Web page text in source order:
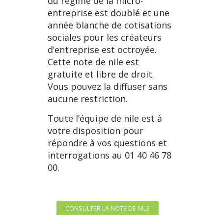
entreprise est doublé et une
année blanche de cotisations
sociales pour les créateurs
d’entreprise est octroyée.
Cette note de nile est
gratuite et libre de droit.
Vous pouvez la diffuser sans
aucune restriction.
Toute l’équipe de nile est à
votre disposition pour
répondre à vos questions et
interrogations au 01 40 46 78
00.
CONSULTER LA NOTE DE NILE